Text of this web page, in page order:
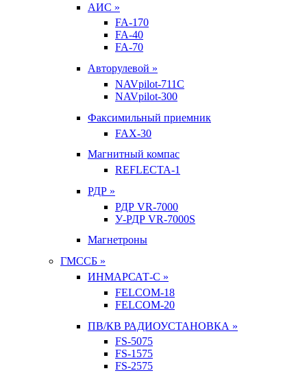
АИС »
FA-170
FA-40
FA-70
Авторулевой »
NAVpilot-711С
NAVpilot-300
Факсимильный приемник
FAX-30
Магнитный компас
REFLECTA-1
РДР »
РДР VR-7000
У-РДР VR-7000S
Магнетроны
ГМССБ »
ИНМАРСАТ-С »
FELCOM-18
FELCOM-20
ПВ/КВ РАДИОУСТАНОВКА »
FS-5075
FS-1575
FS-2575